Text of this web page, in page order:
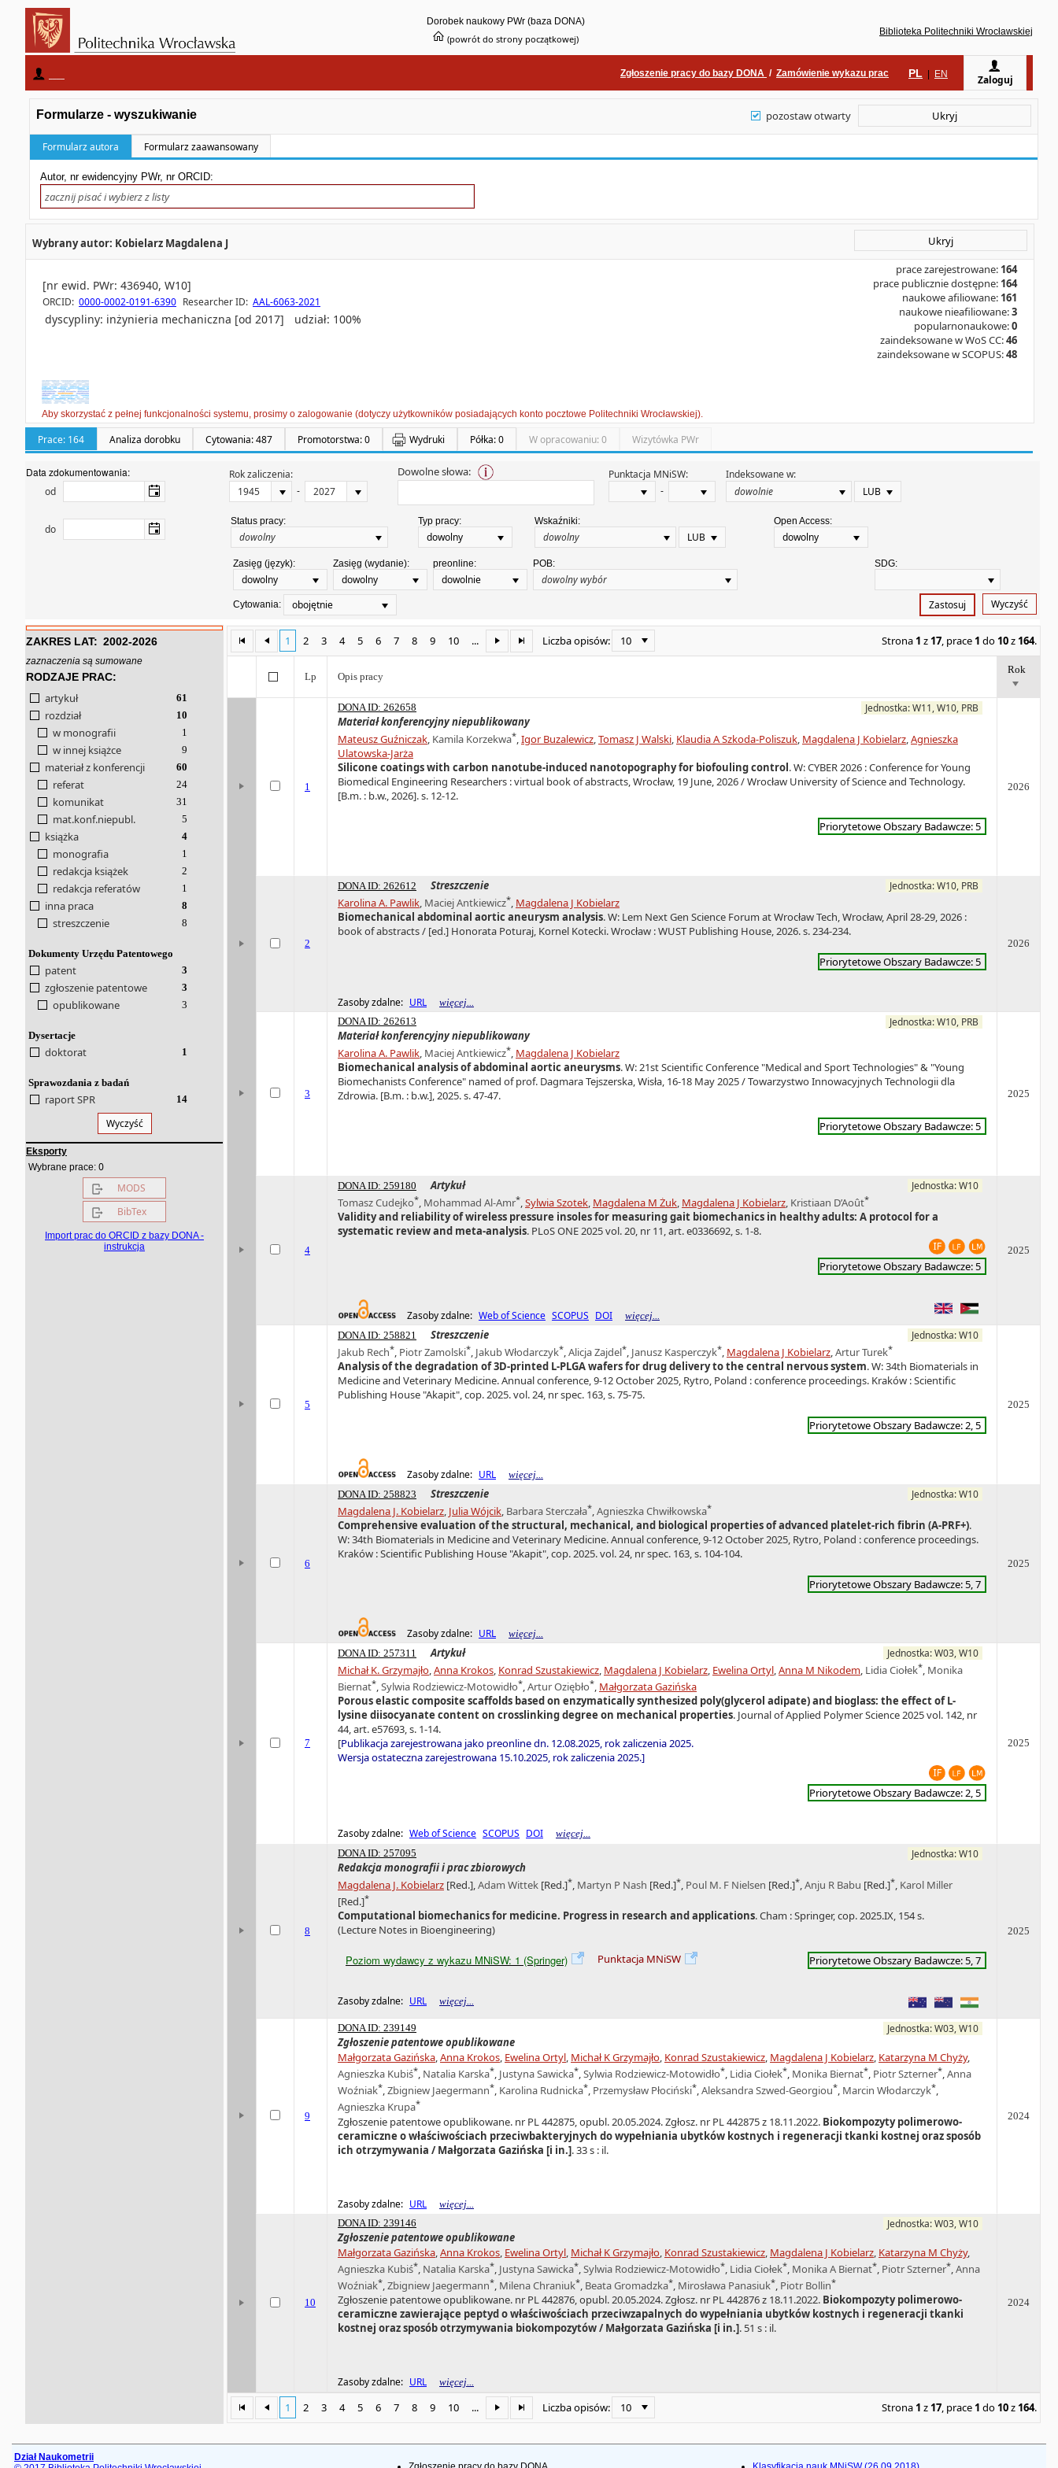
Dorobek naukowy PWr (baza DONA)
(powrót do strony początkowej)
Biblioteka Politechniki Wrocławskiej
Zgłoszenie pracy do bazy DONA / Zamówienie wykazu prac PL | EN Zaloguj
Formularze - wyszukiwanie pozostaw otwarty Ukryj
Formularz autora Formularz zaawansowany
Autor, nr ewidencyjny PWr, nr ORCID:
Wybrany autor: Kobielarz Magdalena J Ukryj
[nr ewid. PWr: 436940, W10]
ORCID: 0000-0002-0191-6390 Researcher ID: AAL-6063-2021
dyscypliny: inżynieria mechaniczna [od 2017] udział: 100%
prace zarejestrowane: 164
prace publicznie dostępne: 164
naukowe afiliowane: 161
naukowe nieafiliowane:3
popularnonaukowe:0
zaindeksowane w WoS CC:46
zaindeksowane w SCOPUS:48
Aby skorzystać z pełnej funkcjonalności systemu, prosimy o zalogowanie (dotyczy użytkowników posiadających konto pocztowe Politechniki Wrocławskiej).
Prace: 164 Analiza dorobku Cytowania: 487 Promotorstwa: 0 Wydruki Półka: 0 W opracowaniu: 0 Wizytówka PWr
Data zdokumentowania:
od
Rok zaliczenia:
-
Dowolne słowa:
Punktacja MNiSW:
-
Indeksowane w:
LUB
do
Status pracy: Typ pracy:
dowolny
Wskaźniki:
LUB
Open Access:
dowolny
Zasięg (język):
dowolny
Zasięg (wydanie):
dowolny
preonline:
dowolnie
POB: SDG:
Cytowania: obojętnie Zastosuj Wyczyść
ZAKRES LAT: 2002-2026
zaznaczenia są sumowane
RODZAJE PRAC:
artykuł 61
rozdział 10
w monografii 1
w innej książce 9
materiał z konferencji 60
referat 24
komunikat 31
mat.konf.niepubl. 5
książka 4
monografia 1
redakcja książek 2
redakcja referatów 1
inna praca 8
streszczenie 8
Dokumenty Urzędu Patentowego
patent 3
zgłoszenie patentowe 3
opublikowane 3
Dysertacje
doktorat 1
Sprawozdania z badań
raport SPR 14
Wyczyść
Eksporty
Wybrane prace: 0
MODS
BibTex
Import prac do ORCID z bazy DONA -
instrukcja
1 2 3 4 5 6 7 8 9 10 ... Liczba opisów: 10 Strona 1 z 17, prace 1 do 10z 164.
Lp Opis pracy
Rok
1 2 3 4 5 6 7 8 9 10 ... Liczba opisów: 10 Strona 1 z 17, prace 1 do 10z 164.
1
DONA ID: 262658
Materiał konferencyjny niepublikowany
Jednostka: W11, W10, PRB
Mateusz Guźniczak, Kamila Korzekwa*,Igor Buzalewicz,Tomasz J Walski, Klaudia A Szkoda-Poliszuk, Magdalena J Kobielarz,Agnieszka
Ulatowska-Jarża
Silicone coatings with carbon nanotube-induced nanotopography for biofouling control. W: CYBER 2026 : Conference for Young
Biomedical Engineering Researchers : virtual book of abstracts, Wrocław, 19 June, 2026 / Wrocław University of Science and Technology.
[B.m. : b.w., 2026]. s. 12-12.
Priorytetowe Obszary Badawcze: 5
2026
2
DONA ID: 262612 Streszczenie Jednostka: W10, PRB
Karolina A. Pawlik, Maciej Antkiewicz*, Magdalena J Kobielarz
Biomechanical abdominal aortic aneurysm analysis. W: Lem Next Gen Science Forum at Wrocław Tech, Wrocław, April 28-29, 2026 :
book of abstracts / [ed.] Honorata Poturaj, Kornel Kotecki. Wrocław : WUST Publishing House, 2026. s. 234-234.
Priorytetowe Obszary Badawcze: 5
Zasoby zdalne: URL więcej...
2026
3
DONA ID: 262613
Materiał konferencyjny niepublikowany
Jednostka: W10, PRB
Karolina A. Pawlik, Maciej Antkiewicz*, Magdalena J Kobielarz
Biomechanical analysis of abdominal aortic aneurysms. W: 21st Scientific Conference "Medical and Sport Technologies" & "Young
Biomechanists Conference" named of prof. Dagmara Tejszerska, Wisła, 16-18 May 2025 / Towarzystwo Innowacyjnych Technologii dla
Zdrowia. [B.m. : b.w.], 2025. s. 47-47.
Priorytetowe Obszary Badawcze: 5
2025
4
DONA ID: 259180 Artykuł Jednostka: W10
Tomasz Cudejko*, Mohammad Al-Amr*,Sylwia Szotek, Magdalena M Żuk, Magdalena J Kobielarz, Kristiaan D’Août*
Validity and reliability of wireless pressure insoles for measuring gait biomechanics in healthy adults: A protocol for a
systematic review and meta-analysis. PLoS ONE 2025 vol. 20, nr 11, art. e0336692, s. 1-8.
Priorytetowe Obszary Badawcze: 5
Zasoby zdalne: Web of Science SCOPUS DOI więcej...
2025
5
DONA ID: 258821 Streszczenie Jednostka: W10
Jakub Rech*, Piotr Zamolski*, Jakub Włodarczyk*,Alicja Zajdel*, Janusz Kasperczyk*, Magdalena J Kobielarz,Artur Turek*
Analysis of the degradation of 3D-printed L-PLGA wafers for drug delivery to the central nervous system. W: 34th Biomaterials in
Medicine and Veterinary Medicine. Annual conference, 9-12 October 2025, Rytro, Poland : conference proceedings. Kraków : Scientific
Publishing House "Akapit", cop. 2025. vol. 24, nr spec. 163, s. 75-75.
Priorytetowe Obszary Badawcze: 2, 5
Zasoby zdalne: URL więcej...
2025
6
DONA ID: 258823 Streszczenie Jednostka: W10
Magdalena J. Kobielarz, Julia Wójcik, Barbara Sterczała*,Agnieszka Chwiłkowska*
Comprehensive evaluation of the structural, mechanical, and biological properties of advanced platelet-rich fibrin (A-PRF+).
W: 34th Biomaterials in Medicine and Veterinary Medicine. Annual conference, 9-12 October 2025, Rytro, Poland : conference proceedings.
Kraków : Scientific Publishing House "Akapit", cop. 2025. vol. 24, nr spec. 163, s. 104-104.
Priorytetowe Obszary Badawcze: 5, 7
Zasoby zdalne: URL więcej...
2025
7
DONA ID: 257311 Artykuł Jednostka: W03, W10
Michał K. Grzymajło,Anna Krokos, Konrad Szustakiewicz, Magdalena J Kobielarz, Ewelina Ortyl,Anna M Nikodem, Lidia Ciołek*, Monika
Biernat*,Sylwia Rodziewicz-Motowidło*,Artur Oziębło*, Małgorzata Gazińska
Porous elastic composite scaffolds based on enzymatically synthesized poly(glycerol adipate) and bioglass: the effect of L-
lysine diisocyanate content on crosslinking degree on mechanical properties. Journal of Applied Polymer Science 2025 vol. 142, nr
44, art. e57693, s. 1-14.
[Publikacja zarejestrowana jako preonline dn. 12.08.2025, rok zaliczenia 2025.
Wersja ostateczna zarejestrowana 15.10.2025, rok zaliczenia 2025.]
Priorytetowe Obszary Badawcze: 2, 5
Zasoby zdalne: Web of Science SCOPUS DOI więcej...
2025
8
DONA ID: 257095
Redakcja monografii i prac zbiorowych
Jednostka: W10
Magdalena J. Kobielarz [Red.],Adam Wittek [Red.]*, Martyn P Nash [Red.]*, Poul M. F Nielsen [Red.]*,Anju R Babu [Red.]*, Karol Miller
[Red.]*
Computational biomechanics for medicine. Progress in research and applications. Cham : Springer, cop. 2025.IX, 154 s.
(Lecture Notes in Bioengineering)
Poziom wydawcy z wykazu MNiSW: 1 (Springer) Punktacja MNiSW Priorytetowe Obszary Badawcze: 5, 7
Zasoby zdalne: URL więcej...
2025
9
DONA ID: 239149
Zgłoszenie patentowe opublikowane
Jednostka: W03, W10
Małgorzata Gazińska,Anna Krokos, Ewelina Ortyl, Michał K Grzymajło, Konrad Szustakiewicz, Magdalena J Kobielarz, Katarzyna M Chyży,
Agnieszka Kubiś*, Natalia Karska*, Justyna Sawicka*,Sylwia Rodziewicz-Motowidło*, Lidia Ciołek*, Monika Biernat*, Piotr Szterner*,Anna
Woźniak*,Zbigniew Jaegermann*, Karolina Rudnicka*, Przemysław Płociński*,Aleksandra Szwed-Georgiou*, Marcin Włodarczyk*,
Agnieszka Krupa*
Zgłoszenie patentowe opublikowane. nr PL 442875, opubl. 20.05.2024. Zgłosz. nr PL 442875 z 18.11.2022. Biokompozyty polimerowo-
ceramiczne o właściwościach przeciwbakteryjnych do wypełniania ubytków kostnych i regeneracji tkanki kostnej oraz sposób
ich otrzymywania / Małgorzata Gazińska [i in.]. 33 s : il.
Zasoby zdalne: URL więcej...
2024
10
DONA ID: 239146
Zgłoszenie patentowe opublikowane
Jednostka: W03, W10
Małgorzata Gazińska,Anna Krokos, Ewelina Ortyl, Michał K Grzymajło, Konrad Szustakiewicz, Magdalena J Kobielarz, Katarzyna M Chyży,
Agnieszka Kubiś*, Natalia Karska*, Justyna Sawicka*,Sylwia Rodziewicz-Motowidło*, Lidia Ciołek*, Monika A Biernat*, Piotr Szterner*,Anna
Woźniak*,Zbigniew Jaegermann*, Milena Chraniuk*, Beata Gromadzka*, Mirosława Panasiuk*, Piotr Bollin*
Zgłoszenie patentowe opublikowane. nr PL 442876, opubl. 20.05.2024. Zgłosz. nr PL 442876 z 18.11.2022. Biokompozyty polimerowo-
ceramiczne zawierające peptyd o właściwościach przeciwzapalnych do wypełniania ubytków kostnych i regeneracji tkanki
kostnej oraz sposób otrzymywania biokompozytów / Małgorzata Gazińska [i in.]. 51 s : il.
Zasoby zdalne: URL więcej...
2024
Dział Naukometrii